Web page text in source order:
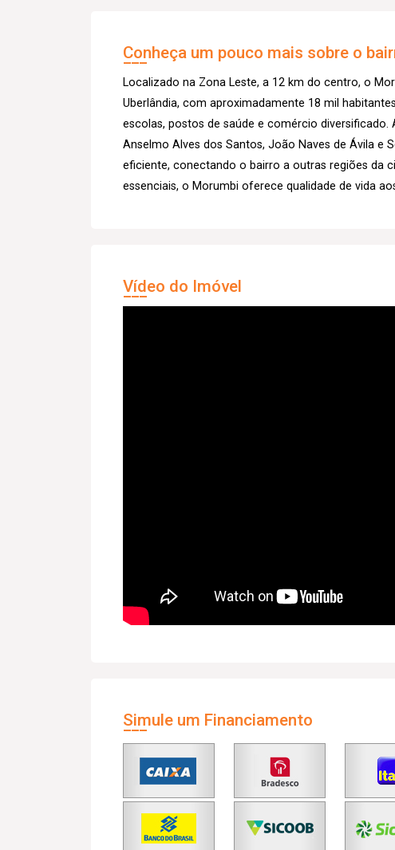
Conheça um pouco mais sobre o
Localizado na Zona Leste, a 12 km do centro, o
Uberlândia, com aproximadamente 18 mil
escolas, postos de saúde e comércio diversificado.
Anselmo Alves dos Santos, João Naves de Ávila e
eficiente, conectando o bairro a outras regiões da
essenciais, o Morumbi oferece qualidade de vida
Vídeo do Imóvel
Simule um Financiamento